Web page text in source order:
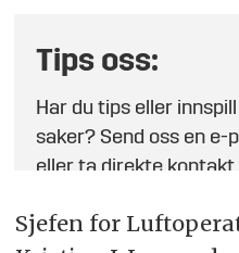
Tips oss:
Har du tips eller
saker? Send oss en e-
eller ta direkte kontakt
Sjefen for